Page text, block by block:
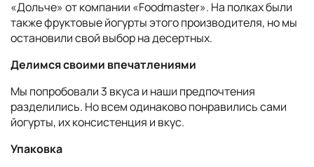
«Дольче» от компании «Foodmaster». На полках были
также фруктовые йогурты этого производителя, но мы
остановили свой выбор на десертных.
Делимся своими впечатлениями
Мы попробовали 3 вкуса и наши предпочтения
разделились. Но всем одинаково понравились сами
йогурты, их консистенция и вкус.
Упаковка